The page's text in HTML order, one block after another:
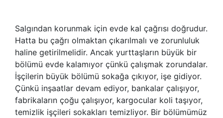
Salgından korunmak için evde kal çağrısı doğrudur.
Hatta bu çağrı olmaktan çıkarılmalı ve zorunluluk
haline getirilmelidir. Ancak yurttaşların büyük bir
bölümü evde kalamıyor çünkü çalışmak zorundalar.
İşçilerin büyük bölümü sokağa çıkıyor, işe gidiyor.
Çünkü inşaatlar devam ediyor, bankalar çalışıyor,
fabrikaların çoğu çalışıyor, kargocular koli taşıyor,
temizlik işçileri sokakları temizliyor. Bir bölümümüz